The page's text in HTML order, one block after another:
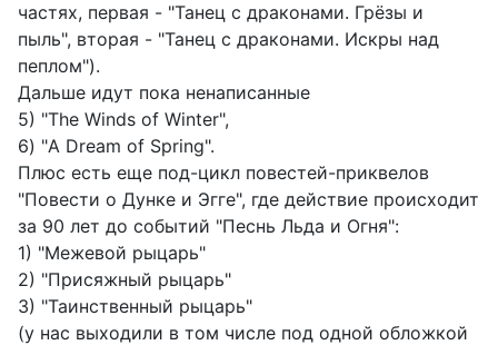
частях, первая - "Танец с драконами. Грёзы и
пыль", вторая - "Танец с драконами. Искры над
пеплом").
Дальше идут пока ненаписанные
5) "The Winds of Winter",
6) "A Dream of Spring".
Плюс есть еще под-цикл повестей-приквелов
"Повести о Дунке и Эгге", где действие происходит
за 90 лет до событий "Песнь Льда и Огня":
1) "Межевой рыцарь"
2) "Присяжный рыцарь"
3) "Таинственный рыцарь"
(у нас выходили в том числе под одной обложкой